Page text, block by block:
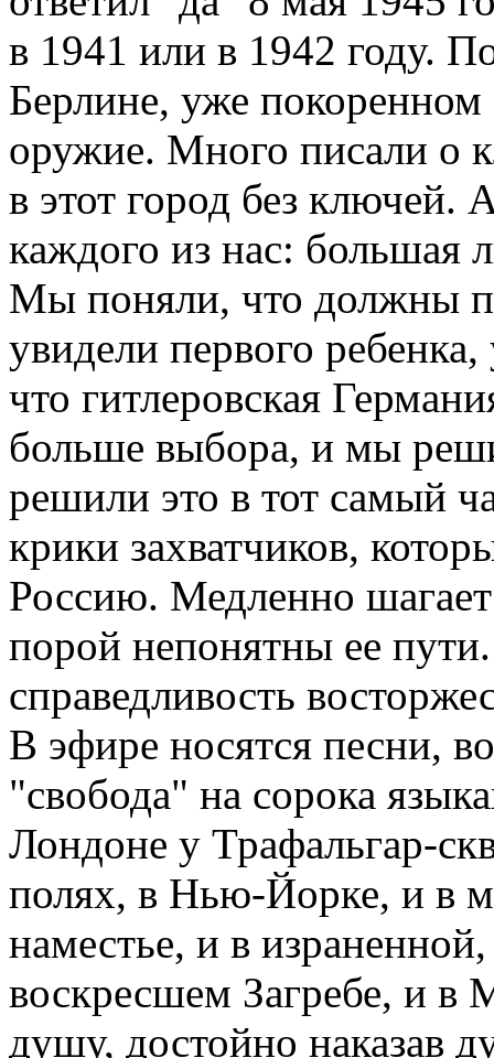
в 1941 или в 1942 году.
Берлине, уже
оружие. Много писали о
в этот город без
каждого из нас: большая
Мы поняли, что должны
увидели первого
что гитлеровская
больше выбора, и мы
решили это в тот самый
крики захватчиков,
Россию. Медленно
порой непонятны ее
справедливость
В эфире носятся песни,
"свобода" на сорока
Лондоне у Трафальгар-
полях, в Нью-Йорке, и в
наместье, и в
воскресшем Загребе, и в
душу, достойно наказав